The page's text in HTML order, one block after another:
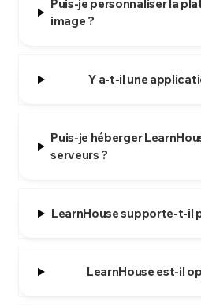
Puis-je personnaliser la
image ?
Y a-t-il une
Puis-je héberger
serveurs ?
LearnHouse supporte-t-il
LearnHouse est-il